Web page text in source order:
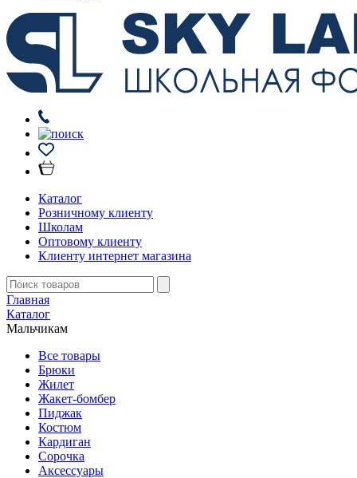
Каталог
Розничному клиенту
Школам
Оптовому клиенту
Клиенту интернет магазина
Главная
Каталог
Мальчикам
Все товары
Брюки
Жилет
Жакет-бомбер
Пиджак
Костюм
Кардиган
Сорочка
Аксессуары